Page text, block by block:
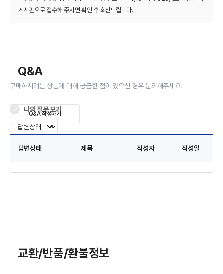
게시판으로 접수해 주시면 확인 후 회신드립니다.
Q&A
구매하시려는 상품에 대해 궁금한 점이 있으신 경우 문의해주세요.
나의 질문 보기
답변상태 제목 작성자 작성일
Q&A 작성하기
교환/반품/환불정보